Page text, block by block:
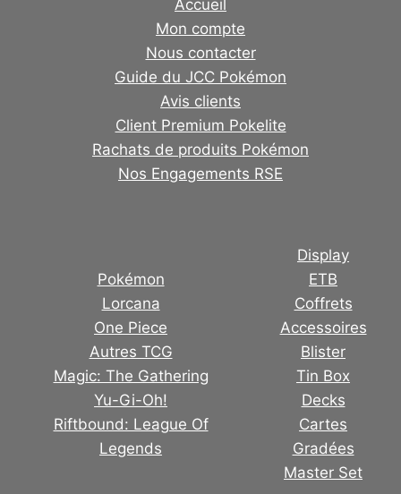
Accueil
Mon compte
Nous contacter
Guide du JCC Pokémon
Avis clients
Client Premium Pokelite
Rachats de produits Pokémon
Nos Engagements RSE
Pokémon
Lorcana
One Piece
Autres TCG
Magic: The Gathering
Yu-Gi-Oh!
Riftbound: League Of
Legends
Display
ETB
Coffrets
Accessoires
Blister
Tin Box
Decks
Cartes
Gradées
Master Set